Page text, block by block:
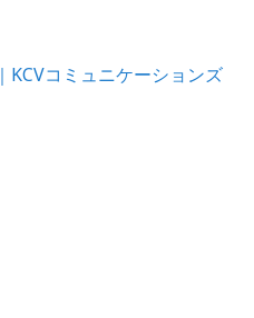
KCVコミュニケーションズ